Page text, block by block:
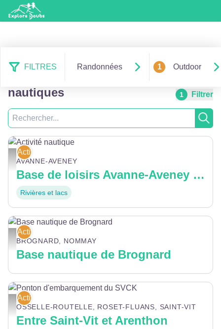
FILTRES Randonnées 1 Outdoor
4 résultats outdoor : Activités
nautiques
1 Filtrer
Recherche
Activité nautique - Woka
Activités nautiques
AVANNE-AVENEY
Base de loisirs Avanne-Aveney Nautic
Rivières et lacs
Base nautique de Brognard - Pays de Montbéliard Tourisme
Activités nautiques
BROGNARD, NOMMAY
Base nautique de Brognard
Ponton d'embarquement du SVCK - SVCK
Activités nautiques
OSSELLE-ROUTELLE, ROSET-FLUANS, SAINT-VIT
Entre Saint-Vit et Arenthon